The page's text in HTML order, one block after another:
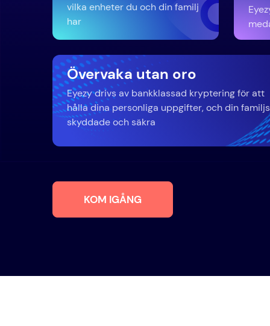
vilka enheter du och din familj
har
Övervaka utan oro
Eyezy drivs av bankklassad kryptering för att
hålla dina personliga uppgifter, och din
skyddade och säkra
KOM IGÅNG